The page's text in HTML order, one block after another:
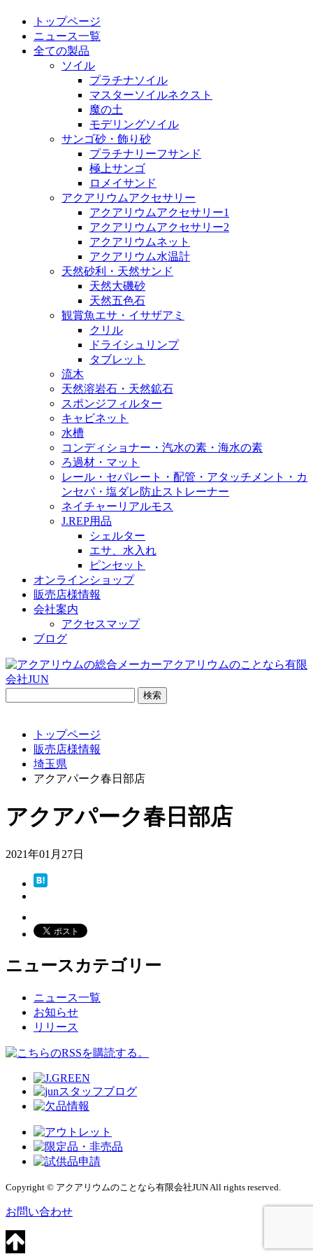
トップページ
ニュース一覧
全ての製品
ソイル
プラチナソイル
マスターソイルネクスト
魔の土
モデリングソイル
サンゴ砂・飾り砂
プラチナリーフサンド
極上サンゴ
ロメイサンド
アクアリウムアクセサリー
アクアリウムアクセサリー1
アクアリウムアクセサリー2
アクアリウムネット
アクアリウム水温計
天然砂利・天然サンド
天然大磯砂
天然五色石
観賞魚エサ・イサザアミ
クリル
ドライシュリンプ
タブレット
流木
天然溶岩石・天然鉱石
スポンジフィルター
キャビネット
水槽
コンディショナー・汽水の素・海水の素
ろ過材・マット
レール・セパレート・配管・アタッチメント・カ
ンセパ・塩ダレ防止ストレーナー
ネイチャーリアルモス
J.REP用品
シェルター
エサ、水入れ
ピンセット
オンラインショップ
販売店様情報
会社案内
アクセスマップ
ブログ
トップページ
販売店様情報
埼玉県
アクアパーク春日部店
アクアパーク春日部店
2021年01月27日
ニュースカテゴリー
ニュース一覧
お知らせ
リリース
Copyright © アクアリウムのことなら有限会社JUN All rights reserved.
お問い合わせ